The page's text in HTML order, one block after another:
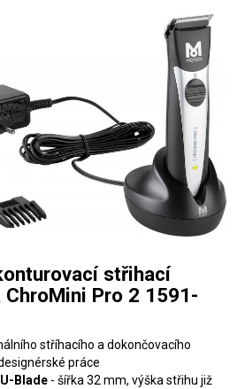
střihací
ChroMini Pro 2 1591-
stříhacího a dokončovacího
práce
U-Blade- šířka 32 mm, výška střihu již